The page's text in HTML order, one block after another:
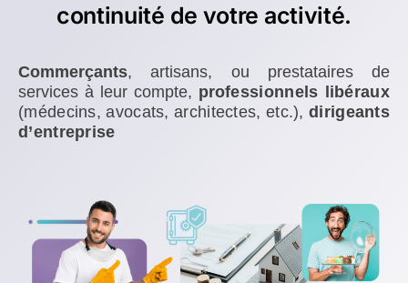
continuité de votre activité.
Commerçants, artisans, ou prestataires de
services à leur compte, professionnels libéraux
(médecins, avocats, architectes, etc.), dirigeants
d’entreprise